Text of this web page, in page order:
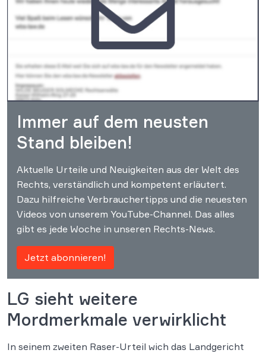
Immer auf dem neusten
Stand bleiben!
Aktuelle Urteile und Neuigkeiten aus der Welt des
Rechts, verständlich und kompetent erläutert.
Dazu hilfreiche Verbrauchertipps und die neuesten
Videos von unserem YouTube-Channel. Das alles
gibt es jede Woche in unseren Rechts-News.
Jetzt abonnieren!
LG sieht weitere
Mordmerkmale verwirklicht
In seinem zweiten Raser-Urteil wich das Landgericht